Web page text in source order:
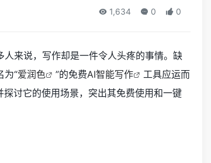
1,634 0 0
来说，写作却是一件令人头疼的事情。缺
为“爱润色 ”的免费AI智能写作
工具应运而
讨它的使用场景，突出其免费使用和一键